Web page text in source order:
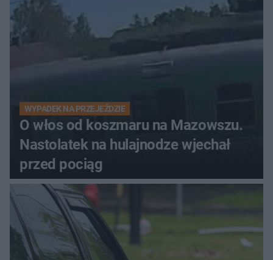
WYPADEK NA PRZEJEŹDZIE
O włos od koszmaru na Mazowszu.
Nastolatek na hulajnodze wjechał
przed pociąg